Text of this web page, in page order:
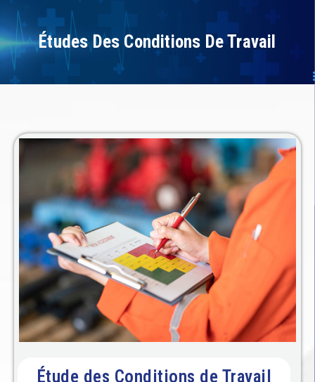
Études Des Conditions De Travail
Étude des Conditions de Travail